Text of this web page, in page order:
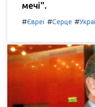
мечі".
#Євреї #Серце #